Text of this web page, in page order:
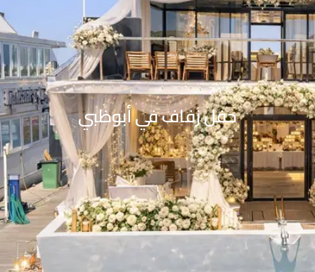
حفل زفاف في أبوظبي